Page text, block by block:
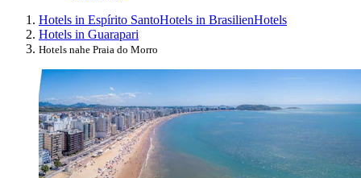
Hotels in Espírito SantoHotels in BrasilienHotels
Hotels in Guarapari
Hotels nahe Praia do Morro